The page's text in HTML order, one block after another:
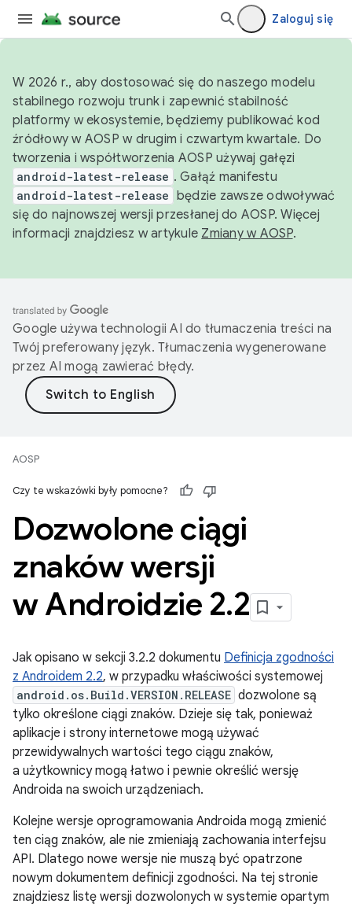
Zaloguj się
W 2026 r., aby dostosować się do naszego modelu
stabilnego rozwoju trunk i zapewnić stabilność
platformy w ekosystemie, będziemy publikować kod
źródłowy w AOSP w drugim i czwartym kwartale. Do
tworzenia i współtworzenia AOSP używaj gałęzi
android-latest-release . Gałąź manifestu
android-latest-release będzie zawsze odwoływać
się do najnowszej wersji przesłanej do AOSP. Więcej
informacji znajdziesz w artykule Zmiany w AOSP.
Google używa technologii AI do tłumaczenia treści na
Twój preferowany język. Tłumaczenia wygenerowane
przez AI mogą zawierać błędy.
AOSP
Czy te wskazówki były pomocne?
Dozwolone ciągi
znaków wersji
w Androidzie 2.2
Jak opisano w sekcji 3.2.2 dokumentu Definicja zgodności
z Androidem 2.2, w przypadku właściwości systemowej
android.os.Build.VERSION.RELEASE dozwolone są
tylko określone ciągi znaków. Dzieje się tak, ponieważ
aplikacje i strony internetowe mogą używać
przewidywalnych wartości tego ciągu znaków,
a użytkownicy mogą łatwo i pewnie określić wersję
Androida na swoich urządzeniach.
Kolejne wersje oprogramowania Androida mogą zmienić
ten ciąg znaków, ale nie zmieniają zachowania interfejsu
API. Dlatego nowe wersje nie muszą być opatrzone
nowym dokumentem definicji zgodności. Na tej stronie
znajdziesz listę wersji dozwolonych w systemie opartym